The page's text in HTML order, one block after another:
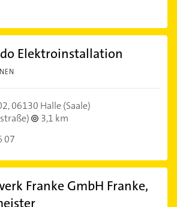
Elektroinstallation
06130 Halle (Saale)
3,1 km
07
Franke GmbH Franke,